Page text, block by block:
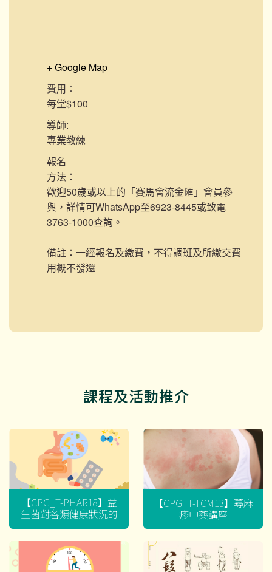
+ Google Map
費用︰
每堂$100
導師:
專業教練
報名
方法：
歡迎50歲或以上的「賽馬會流金匯」會員參
與，詳情可WhatsApp至6923-8445或致電
3763-1000查詢。
備註：一經報名及繳費，不得調班及所繳交費
用概不發還
課程及活動推介
【CPG_T-PHAR18】益
生菌對各類健康狀況的
迷思
【CPG_T-TCM13】蕁麻
疹中藥講座